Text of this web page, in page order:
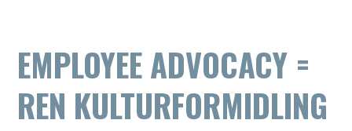
EMPLOYEE ADVOCACY =
REN KULTURFORMIDLING